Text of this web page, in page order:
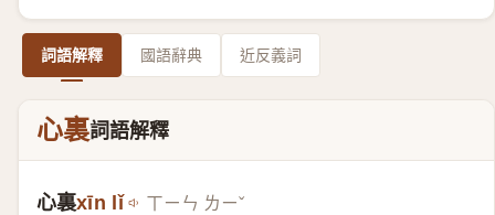
詞語解釋 國語辭典 近反義詞
心裏詞語解釋
心裏xīn lǐ ㄒㄧㄣ ㄌㄧˇ